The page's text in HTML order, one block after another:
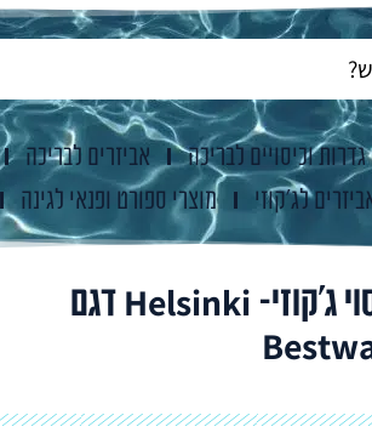
גדרות וכיסויים לבריכה אביזרים לבריכה
לג'קוזי מוצרי ספורט ופנאי לגינה
בריכת עיסוי ג’קוזי- Helsinki דגם